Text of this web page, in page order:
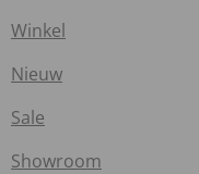
Winkel
Nieuw
Sale
Showroom